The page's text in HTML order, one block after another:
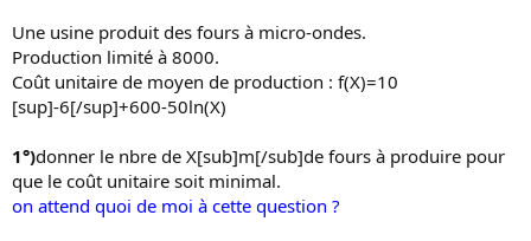
u
s
s
i
o
Une usine produit des fours à micro-ondes.
Production limité à 8000.
Coût unitaire de moyen de production : f(X)=10
[sup]-6[/sup]+600-50ln(X)
1°)donner le nbre de X[sub]m[/sub]de fours à produire pour
que le coût unitaire soit minimal.
on attend quoi de moi à cette question ?